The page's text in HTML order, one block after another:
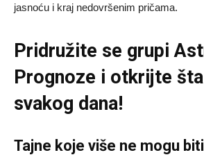
jasnoću i kraj nedovršenim pričama.
Pridružite se grupi
Prognoze i otkrijte
svakog dana!
Tajne koje više ne mogu